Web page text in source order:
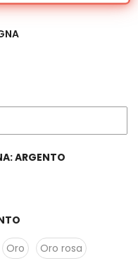
ARGENTO
Oro
Oro rosa